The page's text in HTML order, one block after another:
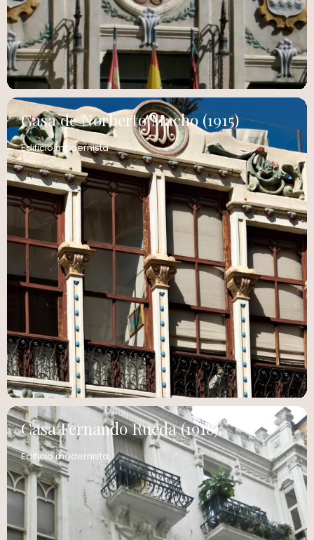
Casa de Norberto Macho (1915)
Edificio modernista
Casa Fernando Rueda (1918)
Edificio modernista